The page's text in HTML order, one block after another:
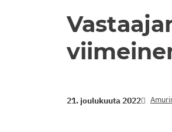
21. joulukuuta 2022